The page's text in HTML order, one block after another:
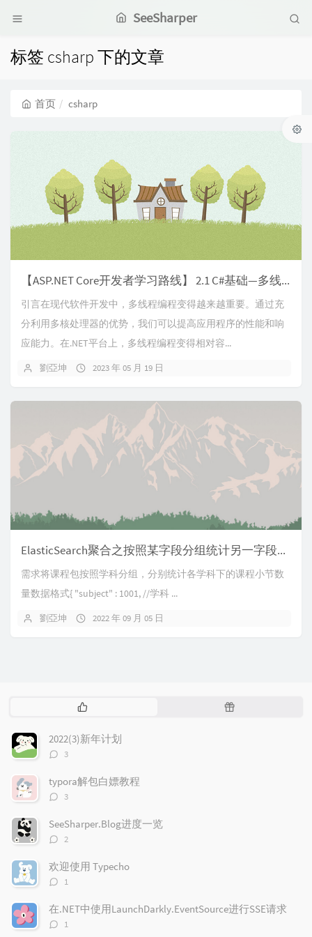
SeeSharper
标签 csharp 下的文章
首页 csharp
【ASP.NET Core开发者学习路线】 2.1 C#基础—多线程
引言在现代软件开发中，多线程编程变得越来越重要。通过充
分利用多核处理器的优势，我们可以提高应用程序的性能和响
应能力。在.NET平台上，多线程编程变得相对容...
劉亞坤 2023 年 05 月 19 日
ElasticSearch聚合之按照某字段分组统计另一字段总和
需求将课程包按照学科分组，分别统计各学科下的课程小节数
量数据格式{ "subject" : 1001, //学科 ...
劉亞坤 2022 年 09 月 05 日
热
文
随
2022(3)新年计划
评
数：
3
typora解包白嫖教程
评
数：
3
SeeSharper.Blog进度一览
评
数：
2
欢迎使用 Typecho
评
数：
1
在.NET中使用LaunchDarkly.EventSource进行SSE请求
评1